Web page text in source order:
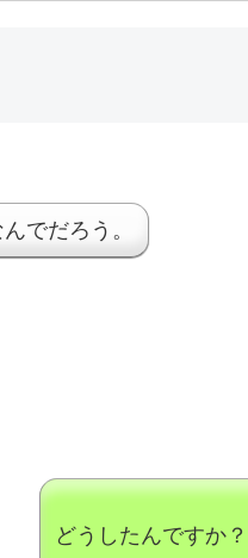
でだろう。
どうしたんですか？